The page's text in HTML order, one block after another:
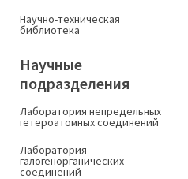
Научно-техническая
библиотека
Научные
подразделения
Лаборатория непредельных
гетероатомных соединений
Лаборатория
галогенорганических
соединений